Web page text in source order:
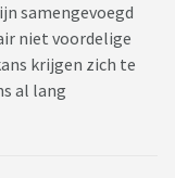
samengevoegd
niet voordelige
krijgen zich te
al lang